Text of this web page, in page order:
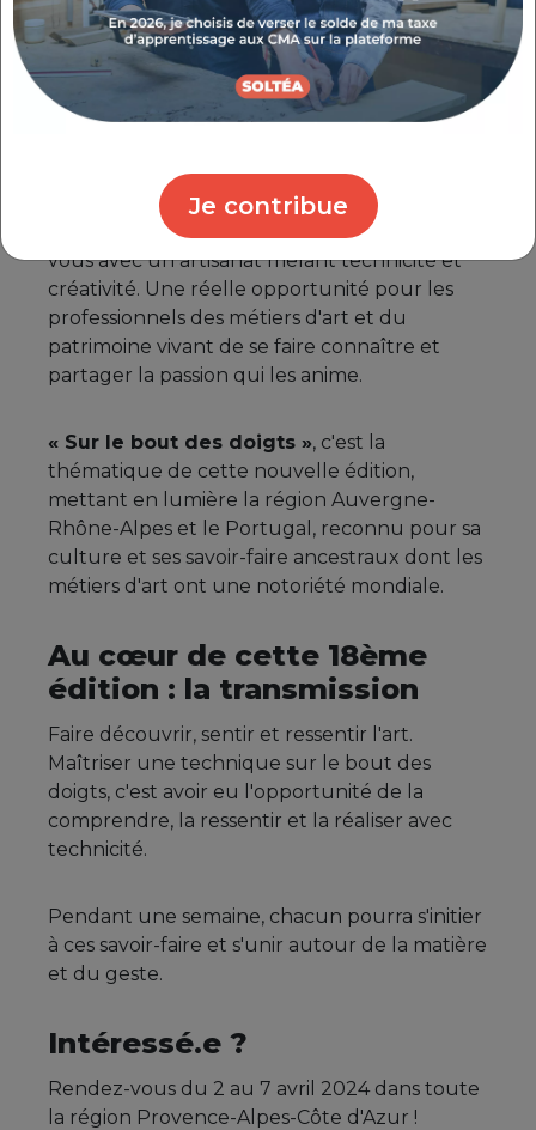
Je contribue
ouvertes d'ateliers et d'établissements de
formation, de manifestations, de rendez-vous
d'exception et surtout de démonstrations…
Une variété de formats représentative de la
Tous les ans, au printemps, des publics de
tous horizons, toutes générations ont rendez-
vous avec un artisanat mêlant technicité et
créativité. Une réelle opportunité pour les
professionnels des métiers d'art et du
patrimoine vivant de se faire connaître et
partager la passion qui les anime.
« Sur le bout des doigts », c'est la
thématique de cette nouvelle édition,
mettant en lumière la région Auvergne-
Rhône-Alpes et le Portugal, reconnu pour sa
culture et ses savoir-faire ancestraux dont les
métiers d'art ont une notoriété mondiale.
Au cœur de cette 18ème
édition : la transmission
Faire découvrir, sentir et ressentir l'art.
Maîtriser une technique sur le bout des
doigts, c'est avoir eu l'opportunité de la
comprendre, la ressentir et la réaliser avec
technicité.
Pendant une semaine, chacun pourra s'initier
à ces savoir-faire et s'unir autour de la matière
et du geste.
Intéressé.e ?
Rendez-vous du 2 au 7 avril 2024 dans toute
la région Provence-Alpes-Côte d'Azur !